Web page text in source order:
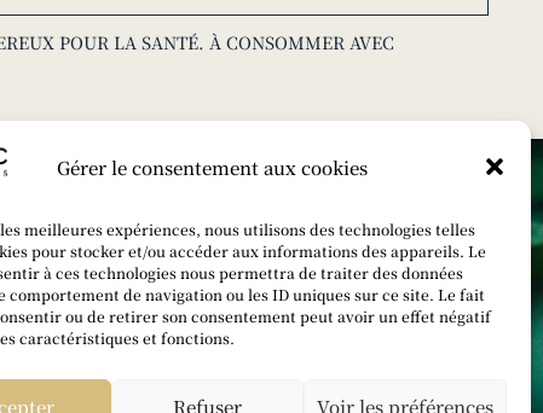
Gérer le consentement aux cookies
meilleures expériences, nous utilisons des technologies telles
pour stocker et/ou accéder aux informations des appareils. Le
à ces technologies nous permettra de traiter des données
comportement de navigation ou les ID uniques sur ce site. Le fait
ou de retirer son consentement peut avoir un effet négatif
caractéristiques et fonctions.
Refuser Voir les préférences
POUR LA SANTÉ. À CONSOMMER AVEC